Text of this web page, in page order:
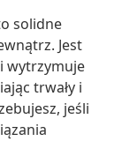
solidne
Jest
wytrzymuje
trwały i
jeśli